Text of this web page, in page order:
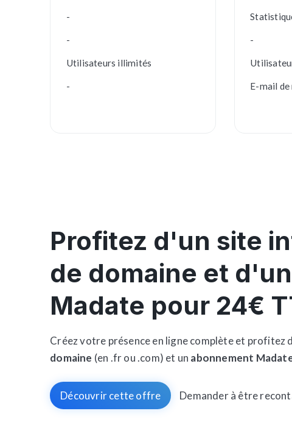
-
-
Utilisateurs illimités
-
-
E-mail de
Profitez d'un site
de domaine et
Madate pour 24€
Créez votre présence en ligne complète et profitez
domaine (en .fr ou .com) et un abonnement
Découvrir cette offre Demander à être